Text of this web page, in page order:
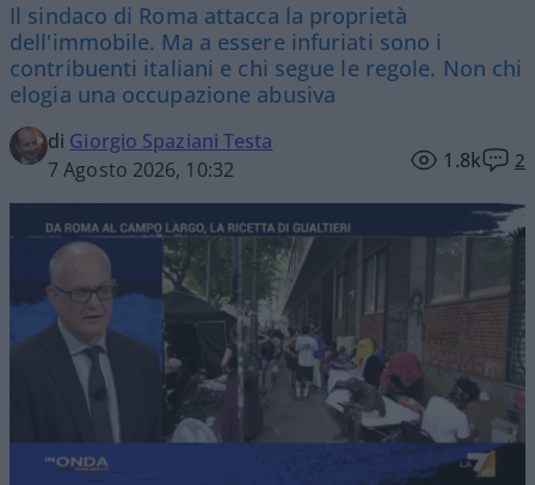
Il sindaco di Roma attacca la proprietà
dell'immobile. Ma a essere infuriati sono i
contribuenti italiani e chi segue le regole. Non chi
elogia una occupazione abusiva
di Giorgio Spaziani Testa
7 Agosto 2026, 10:32
1.8k 2